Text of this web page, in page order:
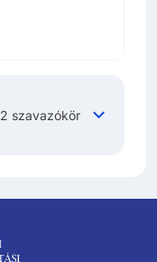
2 szavazókör